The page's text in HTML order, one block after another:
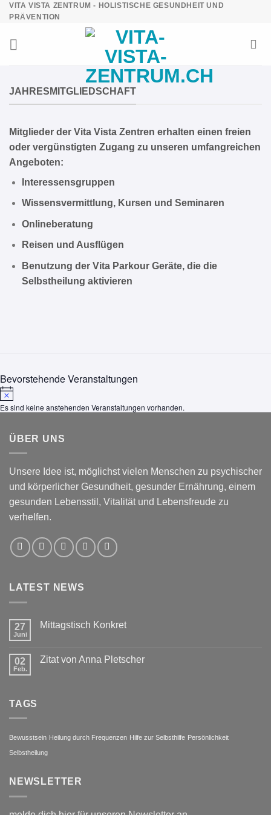
Zum
Inhalt
springen
VITA VISTA ZENTRUM - HOLISTISCHE GESUNDHEIT UND
PRÄVENTION
JAHRESMITGLIEDSCHAFT
Mitglieder der Vita Vista Zentren erhalten einen freien
oder vergünstigten Zugang zu unseren umfangreichen
Angeboten:
Interessensgruppen
Wissensvermittlung, Kursen und Seminaren
Onlineberatung
Reisen und Ausflügen
Benutzung der Vita Parkour Geräte, die die
Selbstheilung aktivieren
Bevorstehende Veranstaltungen
Hinweis
Es sind keine anstehenden Veranstaltungen vorhanden.
ÜBER UNS
Unsere Idee ist, möglichst vielen Menschen zu psychischer
und körperlicher Gesundheit, gesunder Ernährung, einem
gesunden Lebensstil, Vitalität und Lebensfreude zu
verhelfen.
LATEST NEWS
27
Juni
Mittagstisch Konkret
02
Feb.
Zitat von Anna Pletscher
TAGS
Bewusstsein Heilung durch Frequenzen Hilfe zur Selbsthilfe Persönlichkeit
Selbstheilung
NEWSLETTER